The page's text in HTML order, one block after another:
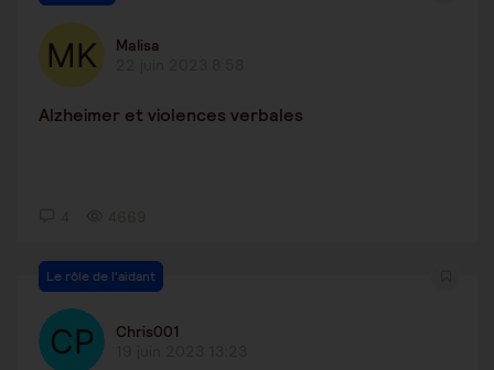
Malisa
Alzheimer et violences verbales
Le rôle de l'aidant
Chris001